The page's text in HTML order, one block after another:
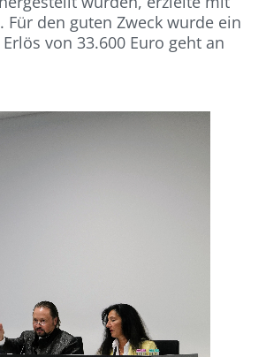
den guten Zweck wurde ein
von 33.600 Euro geht an